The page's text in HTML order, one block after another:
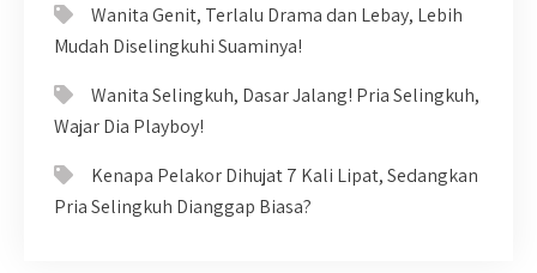
Wanita Genit, Terlalu Drama dan Lebay, Lebih
Mudah Diselingkuhi Suaminya!
Wanita Selingkuh, Dasar Jalang! Pria Selingkuh,
Wajar Dia Playboy!
Kenapa Pelakor Dihujat 7 Kali Lipat, Sedangkan
Pria Selingkuh Dianggap Biasa?